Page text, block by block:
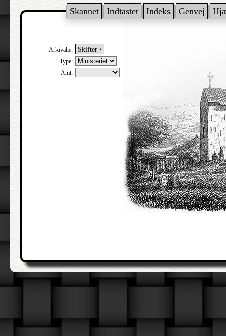
Skannet Indtastet Indeks Genvej
Arkivalie: Skifter ‣
Type:
Amt: